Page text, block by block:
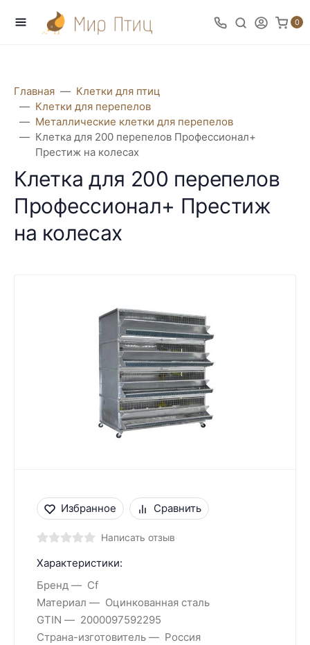
0
Главная
Клетки для птиц
Клетки для перепелов
Металлические клетки для перепелов
Клетка для 200 перепелов Профессионал+
Престиж на колесах
Клетка для 200 перепелов
Профессионал+ Престиж
на колесах
Избранное Сравнить
Написать отзыв
Характеристики:
Бренд
Cf
Материал
Оцинкованная сталь
GTIN
2000097592295
Страна-изготовитель
Россия